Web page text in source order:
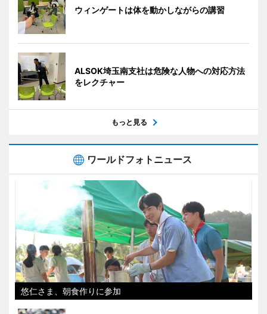
ウィンゲートは体を動かしながらの講習
ALSOK埼玉南支社は危険な人物への対応方法
をレクチャー
もっと見る
ワールドフォトニュース
悠仁さま、朝食作りに参加